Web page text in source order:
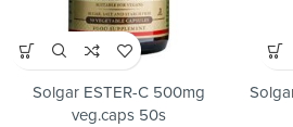
Solgar ESTER-C 500mg
veg.caps 50s